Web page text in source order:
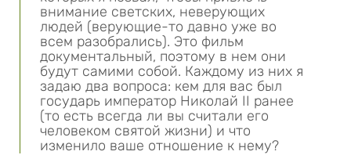
внимание светских, неверующих
людей (верующие-то давно уже во
всем разобрались). Это фильм
документальный, поэтому в нем они
будут самими собой. Каждому из них я
задаю два вопроса: кем для вас был
государь император Николай II ранее
(то есть всегда ли вы считали его
человеком святой жизни) и что
изменило ваше отношение к нему?